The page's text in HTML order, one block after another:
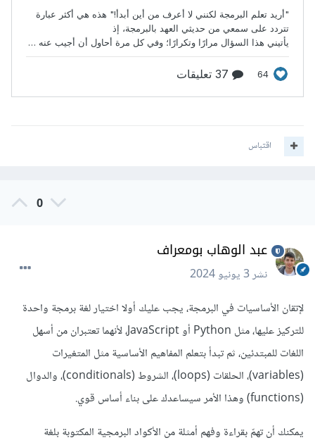
اقتباس
0
عبد الوهاب بومعراف
نشر3 يونيو 2024
لإتقان الأساسيات في البرمجة، يجب عليك أولا اختيار لغة برمجة واحدة
للتركيز عليها، مثل Python أو JavaScript، لأنهما تعتبران من أسهل
اللغات للمبتدئين، ثم تبدأ بتعلم المفاهيم الأساسية مثل المتغيرات
(variables)، الحلقات (loops)، الشروط (conditionals)، والدوال
يمكنك أن تهمّ بقراءة وفهم أمثلة من الأكواد البرمجية المكتوبة بلغة